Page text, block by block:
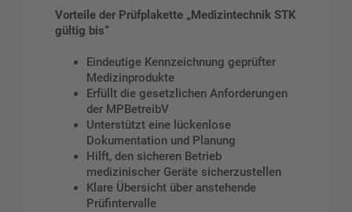
Vorteile der Prüfplakette „Medizintechnik STK
gültig bis“
Eindeutige Kennzeichnung geprüfter
Medizinprodukte
Erfüllt die gesetzlichen Anforderungen
der MPBetreibV
Unterstützt eine lückenlose
Dokumentation und Planung
Hilft, den sicheren Betrieb
medizinischer Geräte sicherzustellen
Klare Übersicht über anstehende
Prüfintervalle